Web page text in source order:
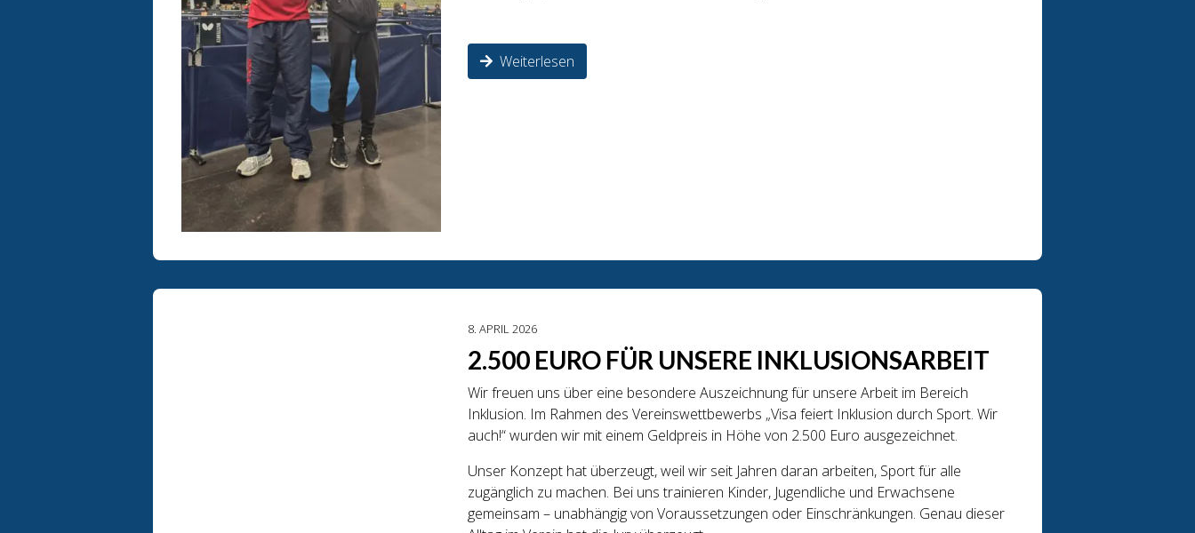
Weiterlesen
8. APRIL 2026
2.500 EURO FÜR UNSERE INKLUSIONSARBEIT
Wir freuen uns über eine besondere Auszeichnung für unsere Arbeit im Bereich
Inklusion. Im Rahmen des Vereinswettbewerbs „Visa feiert Inklusion durch Sport. Wir
auch!“ wurden wir mit einem Geldpreis in Höhe von 2.500 Euro ausgezeichnet.
Unser Konzept hat überzeugt, weil wir seit Jahren daran arbeiten, Sport für alle
zugänglich zu machen. Bei uns trainieren Kinder, Jugendliche und Erwachsene
gemeinsam – unabhängig von Voraussetzungen oder Einschränkungen. Genau dieser